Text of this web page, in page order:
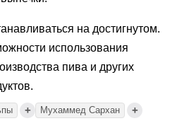
на достигнутом.
использования
пива и других
+ Мухаммед Сархан +